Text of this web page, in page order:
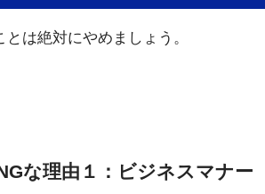
は絶対にやめましょう。
な理由１：ビジネスマナー